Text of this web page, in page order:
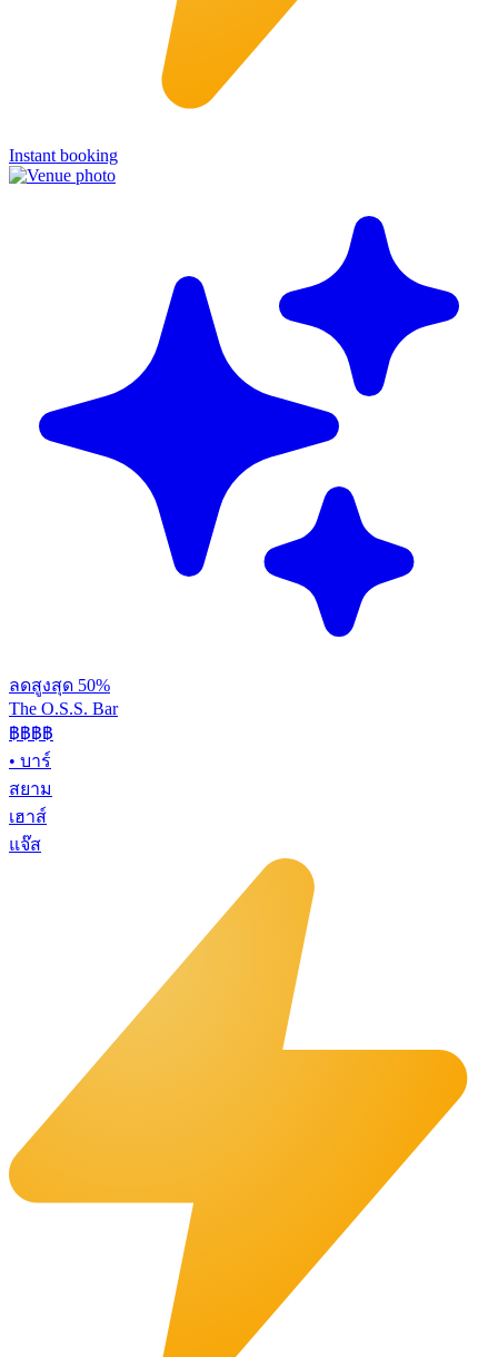
Instant booking
ลดสูงสุด 50%
The O.S.S. Bar
฿฿฿฿
• บาร์
สยาม
เฮาส์
แจ๊ส